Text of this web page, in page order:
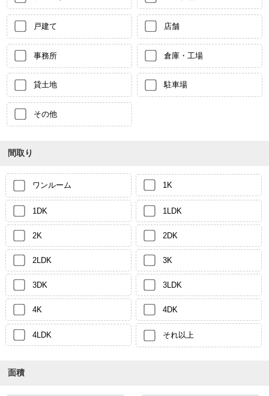
戸建て 店舗
事務所 倉庫・工場
貸土地 駐車場
その他
間取り
ワンルーム 1K
1DK 1LDK
2K 2DK
2LDK 3K
3DK 3LDK
4K 4DK
4LDK それ以上
面積